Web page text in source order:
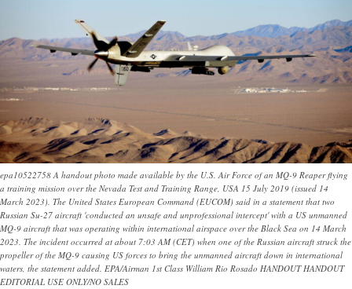
epa10522758 A handout photo made available by the U.S. Air Force of an MQ-9 Reaper flying
a training mission over the Nevada Test and Training Range, USA 15 July 2019 (issued 14
March 2023). The United States European Command (EUCOM) said in a statement that two
Russian Su-27 aircraft 'conducted an unsafe and unprofessional intercept' with a US unmanned
MQ-9 aircraft that was operating within international airspace over the Black Sea on 14 March
2023. The incident occurred at about 7:03 AM (CET) when one of the Russian aircraft struck the
propeller of the MQ-9 causing US forces to bring the unmanned aircraft down in international
waters, the statement added. EPA/Airman 1st Class William Rio Rosado HANDOUT HANDOUT
EDITORIAL USE ONLY/NO SALES